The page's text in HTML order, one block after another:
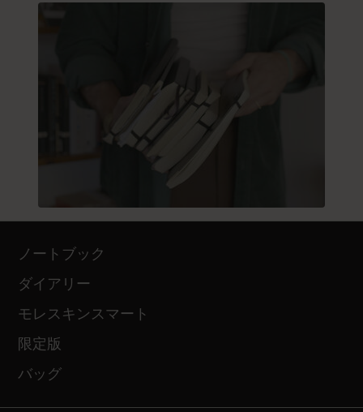
ノートブック
ダイアリー
モレスキンスマート
限定版
バッグ